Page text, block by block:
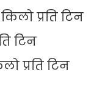
प्रति टिन
टिन
प्रति टिन